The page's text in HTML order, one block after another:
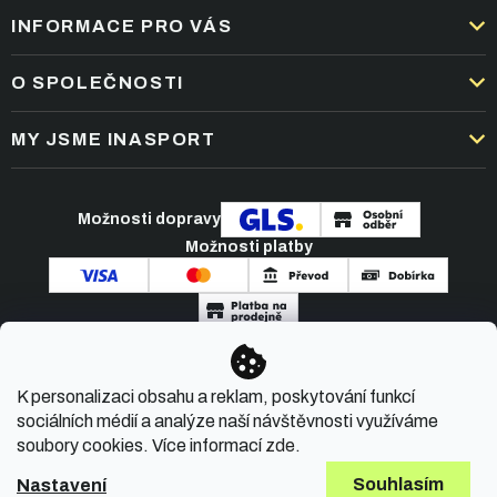
K personalizaci obsahu a reklam, poskytování funkcí
sociálních médií a analýze naší návštěvnosti využíváme
soubory cookies. Více informacízde.
Nastavení Souhlasím
INFORMACE PRO VÁS
DOPRAVA A PLATBA
OBCHODNÍ PODMÍNKY
REKLAMACE A VRÁCENÍ ZBOŽÍ
PODMÍNKY AKCÍ
O SPOLEČNOSTI
KARIÉRA
NEJČASTĚJŠÍ OTÁZKY
MY JSME INASPORT
ČLÁNKY A NOVINKY
KONTAKT
Možnosti dopravy
Možnosti platby
Copyright 2026INASPORT.CZ. Všechna práva
vyhrazena.